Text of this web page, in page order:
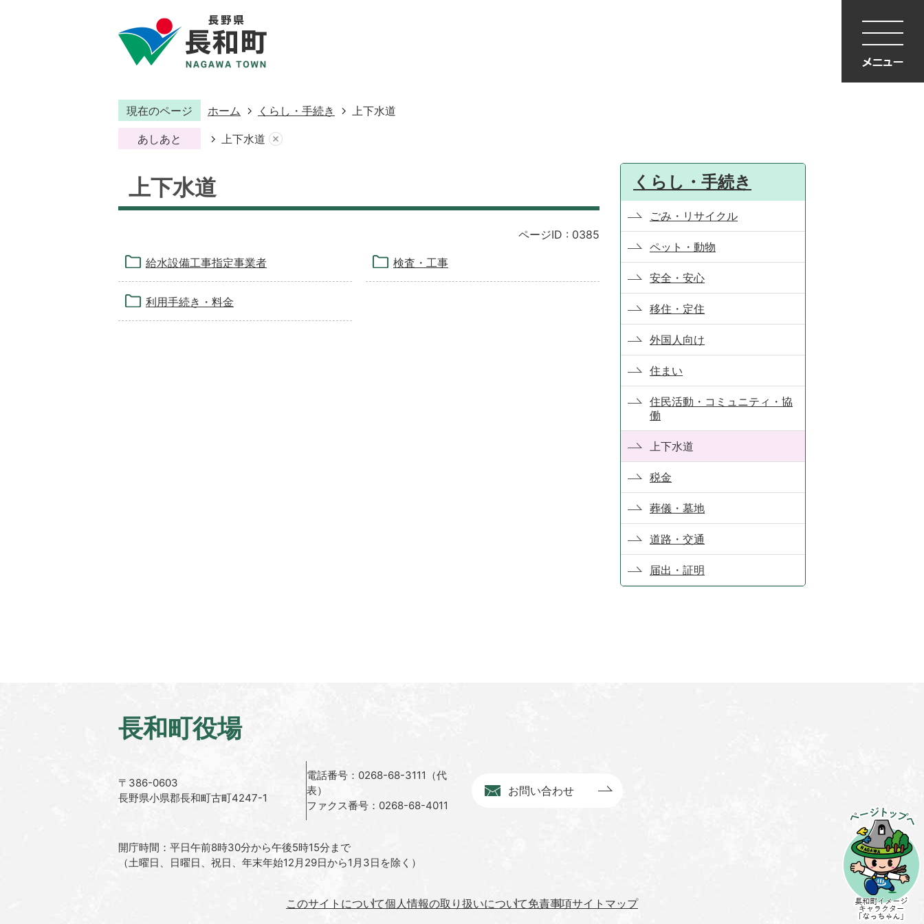
現在のページ ホーム くらし・手続き 上下水道
あしあと 上下水道
上下水道
ページID : 0385
給水設備工事指定事業者 検査・工事
利用手続き・料金
くらし・手続き
ごみ・リサイクル
ペット・動物
安全・安心
移住・定住
外国人向け
住まい
住民活動・コミュニティ・協
働
上下水道
税金
葬儀・墓地
道路・交通
届出・証明
長和町役場
〒386-0603
長野県小県郡長和町古町4247-1
電話番号：0268-68-3111（代
表）
ファクス番号：0268-68-4011
お問い合わせ
開庁時間：平日午前8時30分から午後5時15分まで
（土曜日、日曜日、祝日、年末年始12月29日から1月3日を除く）
このサイトについて個人情報の取り扱いについて免責事項サイトマップ
ペ
ジ
ト
ッ